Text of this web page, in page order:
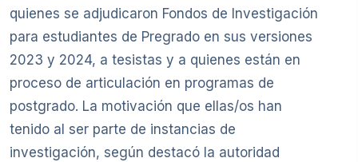
quienes se adjudicaron Fondos de Investigación
para estudiantes de Pregrado en sus versiones
2023 y 2024, a tesistas y a quienes están en
proceso de articulación en programas de
postgrado. La motivación que ellas/os han
tenido al ser parte de instancias de
investigación, según destacó la autoridad